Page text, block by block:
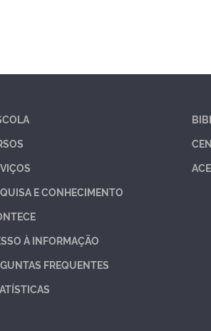
E CONHECIMENTO
À INFORMAÇÃO
FREQUENTES